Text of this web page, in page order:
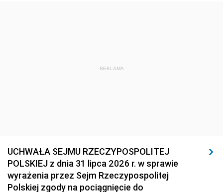
REKLAMA
UCHWAŁA SEJMU RZECZYPOSPOLITEJ
POLSKIEJ z dnia 31 lipca 2026 r. w sprawie
wyrażenia przez Sejm Rzeczypospolitej
Polskiej zgody na pociągnięcie do